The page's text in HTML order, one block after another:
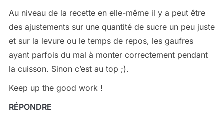
Au niveau de la recette en elle-même il y a peut être
des ajustements sur une quantité de sucre un peu juste
et sur la levure ou le temps de repos, les gaufres
ayant parfois du mal à monter correctement pendant
la cuisson. Sinon c’est au top ;).
Keep up the good work !
RÉPONDRE